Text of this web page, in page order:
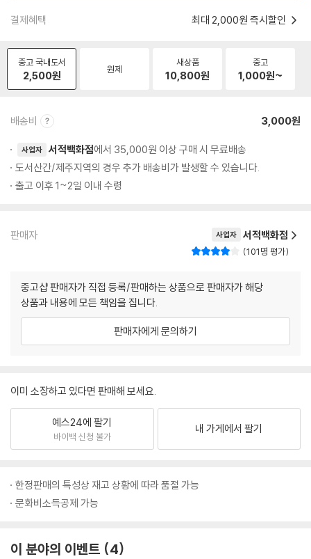
결제혜택 최대 2,000원 즉시할인
중고 국내도서
2,500원 원제
새상품
10,800원
중고
1,000원~
배송비 3,000원
사업자 서적백화점에서 35,000원 이상 구매 시 무료배송
도서산간/제주지역의 경우 추가 배송비가 발생할 수 있습니다.
출고 이후 1~2일 이내 수령
판매자 사업자 서적백화점
101명 평가
중고샵 판매자가 직접 등록/판매하는 상품으로 판매자가 해당
상품과 내용에 모든 책임을 집니다.
판매자에게 문의하기
이미 소장하고 있다면 판매해 보세요.
예스24에 팔기
바이백 신청 불가
내 가게에서 팔기
한정판매의 특성상 재고 상황에 따라 품절 가능
문화비소득공제 가능
이 분야의 이벤트 4